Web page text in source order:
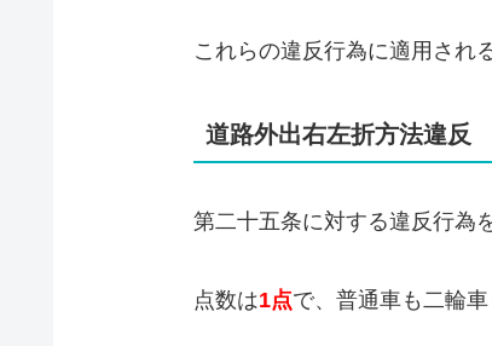
これらの違反行為に適用され
道路外出右左折方法違反
第二十五条に対する違反行為
点数は1点で、普通車も二輪車